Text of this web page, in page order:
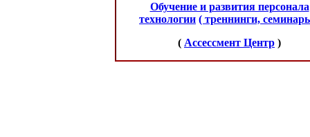
Обучение и развития персонала
технологии ( треннинги,
( Ассессмент Центр )